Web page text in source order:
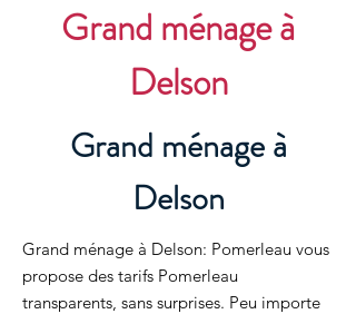
Grand ménage à
Delson
Grand ménage à
Delson
Grand ménage à Delson: Pomerleau vous
propose des tarifs Pomerleau
transparents, sans surprises. Peu importe